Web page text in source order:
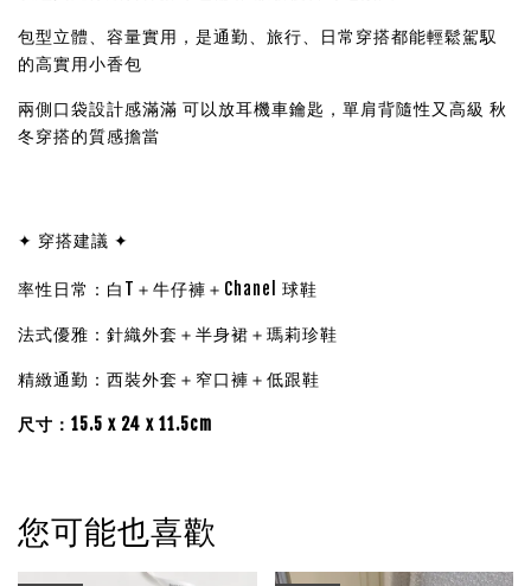
包型立體、容量實用，是通勤、旅行、日常穿搭都能輕鬆駕馭
的高實用小香包
兩側口袋設計感滿滿 可以放耳機車鑰匙，單肩背隨性又高級 秋
冬穿搭的質感擔當
✦ 穿搭建議 ✦
率性日常：白T＋牛仔褲＋Chanel 球鞋
法式優雅：針織外套＋半身裙＋瑪莉珍鞋
精緻通勤：西裝外套＋窄口褲＋低跟鞋
尺寸：15.5 x 24 x 11.5cm
您可能也喜歡